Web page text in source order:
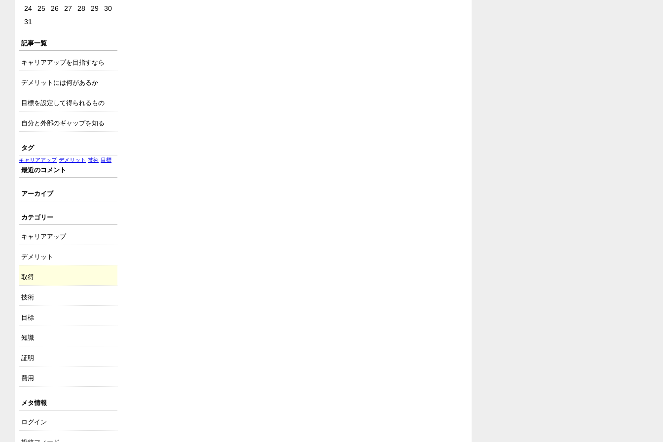
24 25 26 27 28 29
30
31
記事一覧
キャリアアップを目指すなら
デメリットには何があるか
目標を設定して得られるもの
自分と外部のギャップを知る
タグ
キャリアアップ デメリット 技術 目標
最近のコメント
アーカイブ
カテゴリー
キャリアアップ
デメリット
取得
技術
目標
知識
証明
費用
メタ情報
ログイン